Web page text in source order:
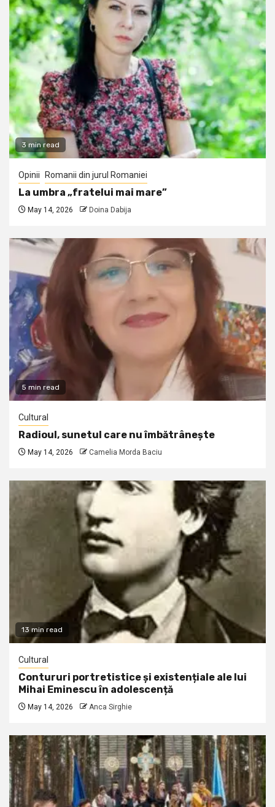
3 min read
Opinii Romanii din jurul Romaniei
La umbra „fratelui mai mare”
May 14, 2026 Doina Dabija
5 min read
Cultural
Radioul, sunetul care nu îmbătrânește
May 14, 2026 Camelia Morda Baciu
13 min read
Cultural
Contururi portretistice și existențiale ale lui
Mihai Eminescu în adolescență
May 14, 2026 Anca Sirghie